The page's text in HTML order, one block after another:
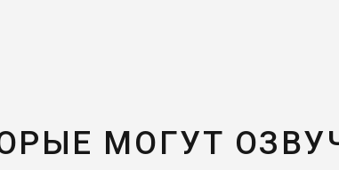
МОГУТ